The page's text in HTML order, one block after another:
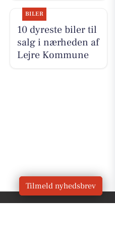
BILER
10 dyreste biler til
salg i nærheden af
Lejre Kommune
Tilmeld nyhedsbrev